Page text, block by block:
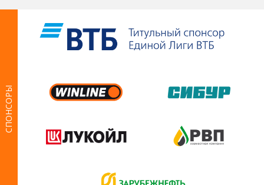
СПОНСОРЫ